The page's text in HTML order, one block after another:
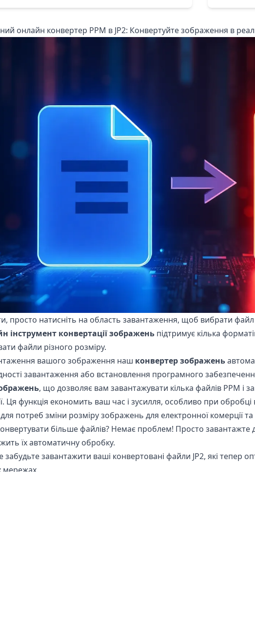
онлайн конвертер PPM в JP2: Конвертуйте зображення в
просто натисніть на область завантаження, щоб вибрати
інструмент конвертації зображень підтримує кілька
файли різного розміру.
вашого зображення наш конвертер зображень
завантаження або встановлення програмного
, що дозволяє вам завантажувати кілька файлів PPM і
Ця функція економить ваш час і зусилля, особливо при обробці
потреб зміни розміру зображень для електронної комерції
більше файлів? Немає проблем! Просто завантажте
їх автоматичну обробку.
забудьте завантажити ваші конвертовані файли JP2, які тепер
мережах.